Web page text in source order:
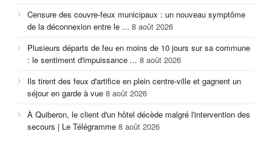
Censure des couvre-feux municipaux : un nouveau symptôme
de la déconnexion entre le ... 8 août 2026
Plusieurs départs de feu en moins de 10 jours sur sa commune
: le sentiment d'impuissance ... 8 août 2026
Ils tirent des feux d'artifice en plein centre-ville et gagnent un
séjour en garde à vue 8 août 2026
À Quiberon, le client d'un hôtel décède malgré l'intervention des
secours | Le Télégramme 8 août 2026